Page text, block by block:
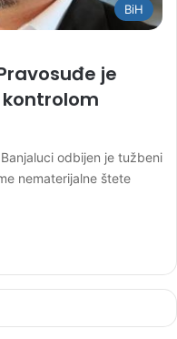
BiH
je
odbijen je tužbeni
nematerijalne štete